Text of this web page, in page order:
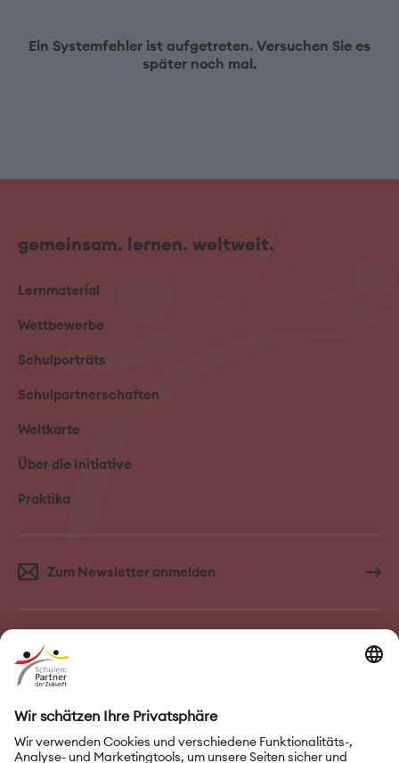
Ein Systemfehler ist aufgetreten. Versuchen Sie es
später noch mal.
gemeinsam. lernen. weltweit.
Lernmaterial
Wettbewerbe
Schulporträts
Schulpartnerschaften
Weltkarte
Über die Initiative
Praktika
Zum Newsletter anmelden
FAQ–Häufige Fragen Kontakt
Nutzungsbedingungen
Datenschutz